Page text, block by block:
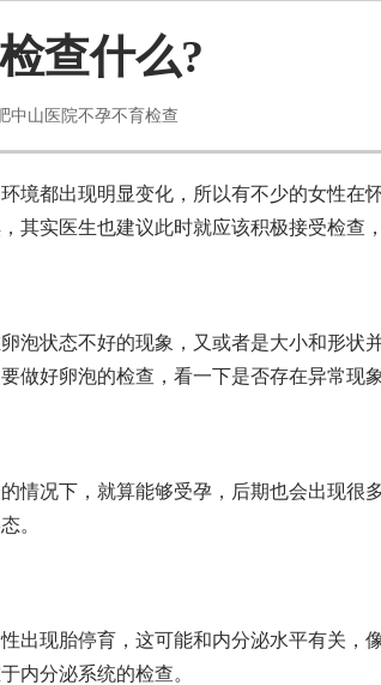
查什么?
山医院不孕不育检查
境都出现明显变化，所以有不少的女性
其实医生也建议此时就应该积极接受检查
泡状态不好的现象，又或者是大小和形
做好卵泡的检查，看一下是否存在异常现象
情况下，就算能够受孕，后期也会出现
。
出现胎停育，这可能和内分泌水平有关
内分泌系统的检查。